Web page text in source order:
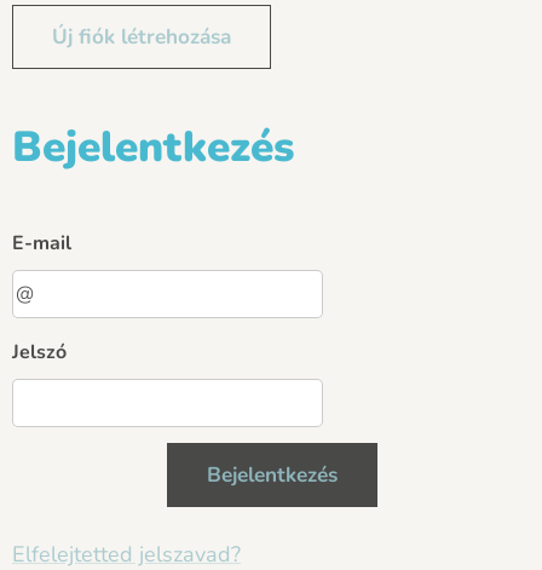
Új fiók létrehozása
Bejelentkezés
E-mail
Jelszó
Bejelentkezés
Elfelejtetted jelszavad?